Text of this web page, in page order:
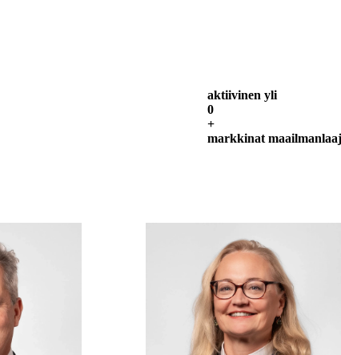
aktiivinen yli
0
+
markkinat